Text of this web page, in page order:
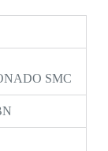
SMC